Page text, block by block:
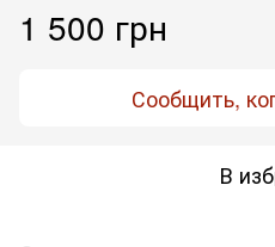
1 500 грн
Сообщить,
В